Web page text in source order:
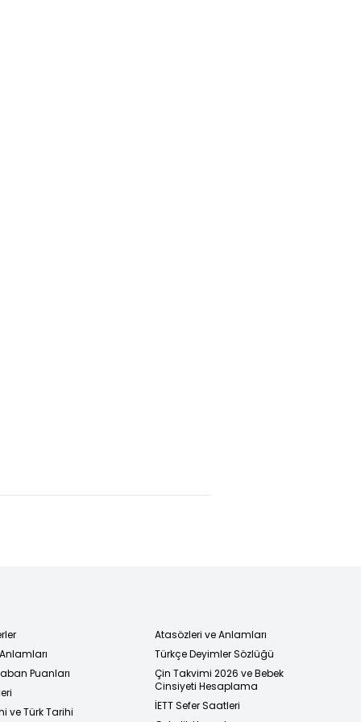
Puanları
ve Türk Tarihi
Atasözleri ve Anlamları
Türkçe Deyimler Sözlüğü
Çin Takvimi 2026 ve Bebek
Cinsiyeti Hesaplama
İETT Sefer Saatleri